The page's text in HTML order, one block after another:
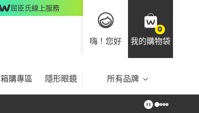
屈臣氏線上服務
嗨！您好
0
我的購物袋
箱購專區 隱形眼鏡 所有品牌